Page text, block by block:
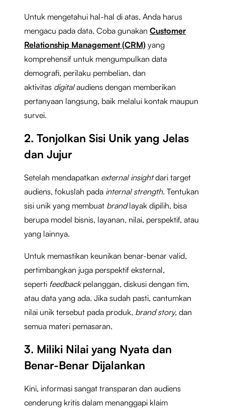
Untuk mengetahui hal-hal di atas, Anda harus
mengacu pada data. Coba gunakan Customer
Relationship Management (CRM) yang
komprehensif untuk mengumpulkan data
demografi, perilaku pembelian, dan
aktivitas digitalaudiens dengan memberikan
pertanyaan langsung, baik melalui kontak maupun
survei.
2. Tonjolkan Sisi Unik yang Jelas
dan Jujur
Setelah mendapatkan external insightdari target
audiens, fokuslah pada internal strength. Tentukan
sisi unik yang membuat brandlayak dipilih, bisa
berupa model bisnis, layanan, nilai, perspektif, atau
yang lainnya.
Untuk memastikan keunikan benar-benar valid,
pertimbangkan juga perspektif eksternal,
seperti feedbackpelanggan, diskusi dengan tim,
atau data yang ada. Jika sudah pasti, cantumkan
nilai unik tersebut pada produk, brand story, dan
semua materi pemasaran.
3. Miliki Nilai yang Nyata dan
Benar-Benar Dijalankan
Kini, informasi sangat transparan dan audiens
cenderung kritis dalam menanggapi klaim